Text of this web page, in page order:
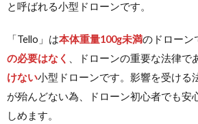
と呼ばれる小型ドローンです。
「Tello」は本体重量100g未満のドローン
の必要はなく
、ドローンの重要な法律で
けない小型ドローンです。影響を受ける
が殆んどない為、ドローン初心者でも安
しめます。